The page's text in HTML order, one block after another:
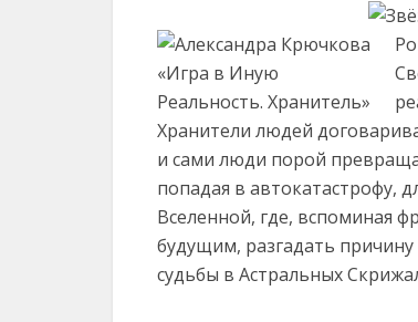
Хранители людей
и сами люди порой
попадая в автокатастрофу,
Вселенной, где, вспоминая
будущим, разгадать
судьбы в Астральных